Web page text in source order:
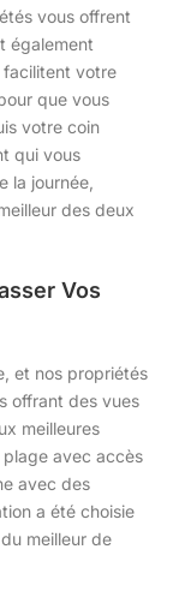
vous offrent
également
votre
que vous
votre coin
qui vous
la journée,
des deux
Vos
et nos propriétés
offrant des vues
meilleures
plage avec accès
avec des
a été choisie
meilleur de